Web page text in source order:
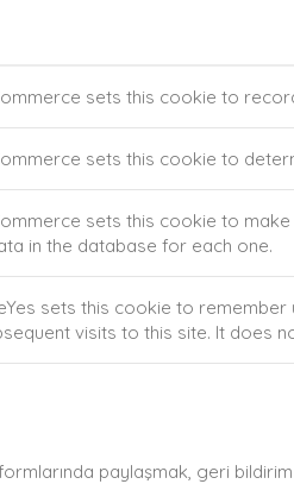
sets this cookie to
sets this cookie to
sets this cookie to
in the database for each one.
sets this cookie to
visits to this site. It does
paylaşmak, geri